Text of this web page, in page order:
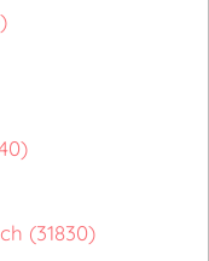
(31830)